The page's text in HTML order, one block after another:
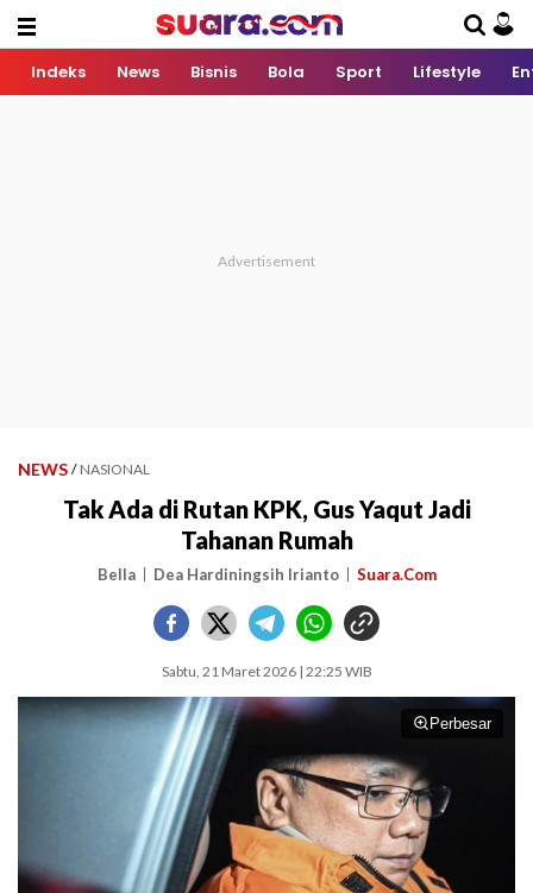
Indeks News Bisnis Bola Sport Lifestyle
NEWS / NASIONAL
Tak Ada di Rutan KPK, Gus Yaqut Jadi
Tahanan Rumah
Bella Dea Hardiningsih Irianto Suara.Com
Sabtu, 21 Maret 2026 | 22:25 WIB
Perbesar